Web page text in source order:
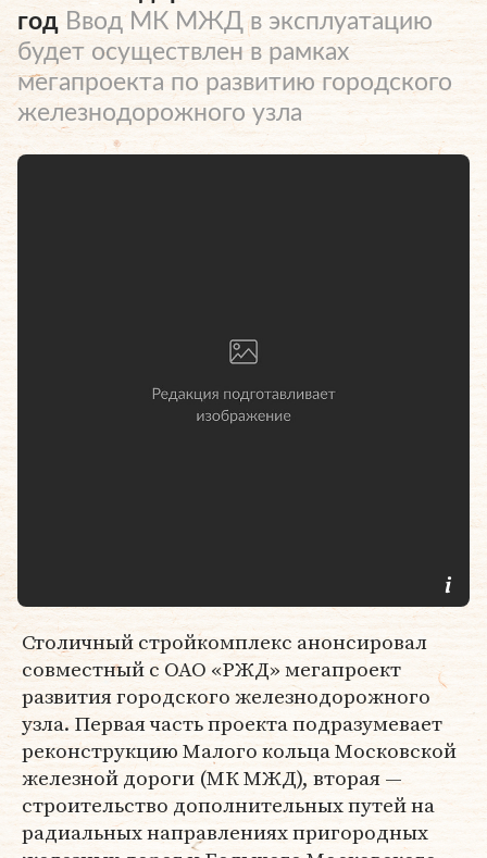
год Ввод МК МЖД в эксплуатацию
будет осуществлен в рамках
мегапроекта по развитию городского
железнодорожного узла
Столичный стройкомплекс анонсировал
совместный с ОАО «РЖД» мегапроект
развития городского железнодорожного
узла. Первая часть проекта подразумевает
реконструкцию Малого кольца Московской
железной дороги (МК МЖД), вторая —
строительство дополнительных путей на
радиальных направлениях пригородных